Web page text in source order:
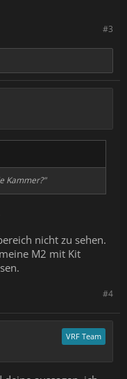
#3
Kammer?"
nicht zu sehen.
M2 mit Kit
#4
VRF Team